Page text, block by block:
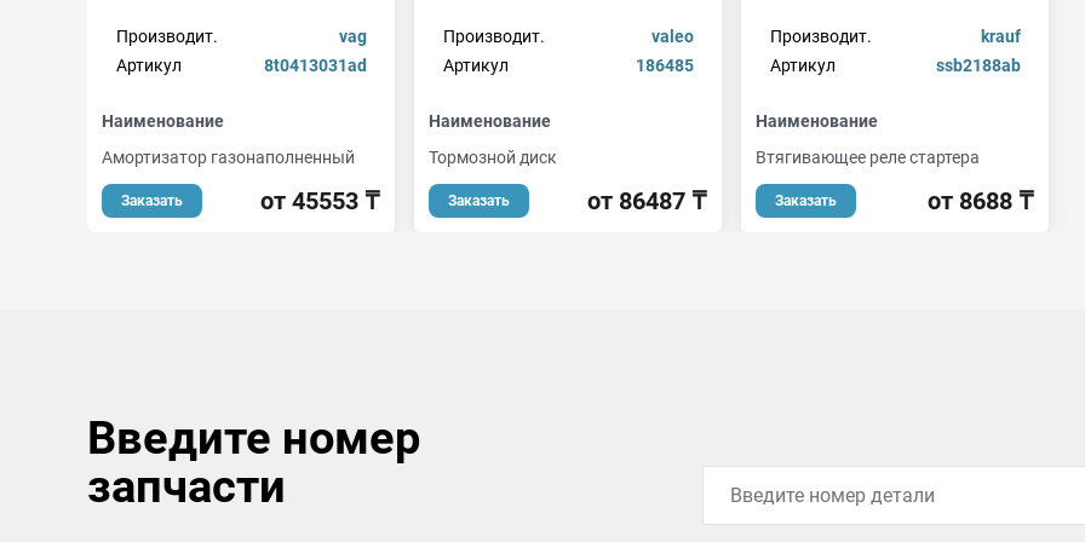
Производит.
vag
Артикул
8t0413031ad
Наименование
Амортизатор газонаполненный
Заказать от 45553 ₸
Производит.
valeo
Артикул
186485
Наименование
Тормозной диск
Заказать от 86487 ₸
Производит.
krauf
Артикул
ssb2188ab
Наименование
Втягивающее реле стартера
Заказать от 8688 ₸
Введите номер
запчасти